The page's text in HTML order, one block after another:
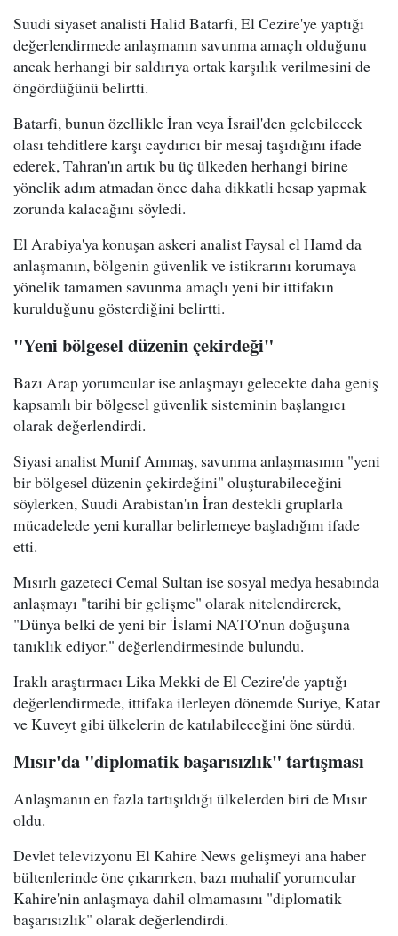
Suudi siyaset analisti Halid Batarfi, El Cezire'ye yaptığı
değerlendirmede anlaşmanın savunma amaçlı olduğunu
ancak herhangi bir saldırıya ortak karşılık verilmesini de
öngördüğünü belirtti.
Batarfi, bunun özellikle İran veya İsrail'den gelebilecek
olası tehditlere karşı caydırıcı bir mesaj taşıdığını ifade
ederek, Tahran'ın artık bu üç ülkeden herhangi birine
yönelik adım atmadan önce daha dikkatli hesap yapmak
zorunda kalacağını söyledi.
El Arabiya'ya konuşan askeri analist Faysal el Hamd da
anlaşmanın, bölgenin güvenlik ve istikrarını korumaya
yönelik tamamen savunma amaçlı yeni bir ittifakın
kurulduğunu gösterdiğini belirtti.
"Yeni bölgesel düzenin çekirdeği"
Bazı Arap yorumcular ise anlaşmayı gelecekte daha geniş
kapsamlı bir bölgesel güvenlik sisteminin başlangıcı
olarak değerlendirdi.
Siyasi analist Munif Ammaş, savunma anlaşmasının "yeni
bir bölgesel düzenin çekirdeğini" oluşturabileceğini
söylerken, Suudi Arabistan'ın İran destekli gruplarla
mücadelede yeni kurallar belirlemeye başladığını ifade
etti.
Mısırlı gazeteci Cemal Sultan ise sosyal medya hesabında
anlaşmayı "tarihi bir gelişme" olarak nitelendirerek,
"Dünya belki de yeni bir 'İslami NATO'nun doğuşuna
tanıklık ediyor." değerlendirmesinde bulundu.
Iraklı araştırmacı Lika Mekki de El Cezire'de yaptığı
değerlendirmede, ittifaka ilerleyen dönemde Suriye, Katar
ve Kuveyt gibi ülkelerin de katılabileceğini öne sürdü.
Mısır'da "diplomatik başarısızlık" tartışması
Anlaşmanın en fazla tartışıldığı ülkelerden biri de Mısır
oldu.
Devlet televizyonu El Kahire News gelişmeyi ana haber
bültenlerinde öne çıkarırken, bazı muhalif yorumcular
Kahire'nin anlaşmaya dahil olmamasını "diplomatik
başarısızlık" olarak değerlendirdi.